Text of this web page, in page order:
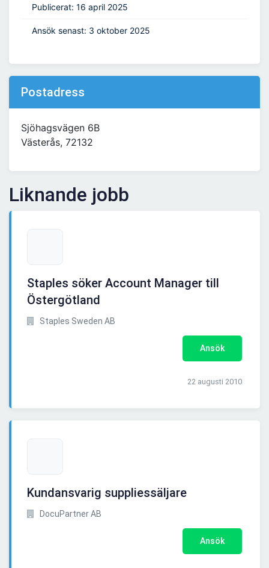
Publicerat: 16 april 2025
Ansök senast: 3 oktober 2025
Postadress
Sjöhagsvägen 6B
Västerås, 72132
Liknande jobb
Staples söker Account Manager till
Östergötland
Staples Sweden AB
Ansök
22 augusti 2010
Kundansvarig suppliessäljare
DocuPartner AB
Ansök